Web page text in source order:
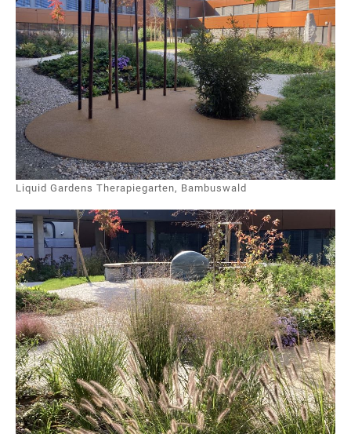
Liquid Gardens Therapiegarten, Bambuswald